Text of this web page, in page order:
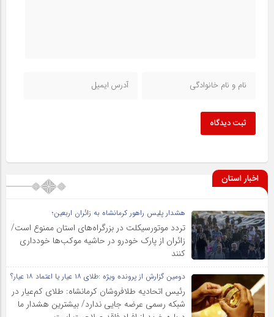
ثبت دیدگاه
اخبار استان
هشدار پلیس راهور کرمانشاه به زائران اربعین؛
تردد موتورسیکلت در بزرگراه‌های استان ممنوع است/
زائران از پارک خودرو در حاشیه موکب‌ها خودداری
کنند
دومین گزارش از پرونده ویژه :طلای ۱۸ عیار یا اعتماد ۱۸ عیار؟
رئیس اتحادیه طلافروشان کرمانشاه: طلای کم‌عیار در
شبکه رسمی عرضه جایی ندارد/ بیشترین هشدار ما